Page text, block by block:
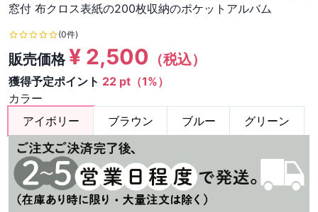
窓付 布クロス表紙の200枚収納のポケットアルバム
(0件)
販売価格¥ 2,500 （税込）
獲得予定ポイント 22 pt（1%）
カラー
アイボリー
ブラウン ブルー グリーン